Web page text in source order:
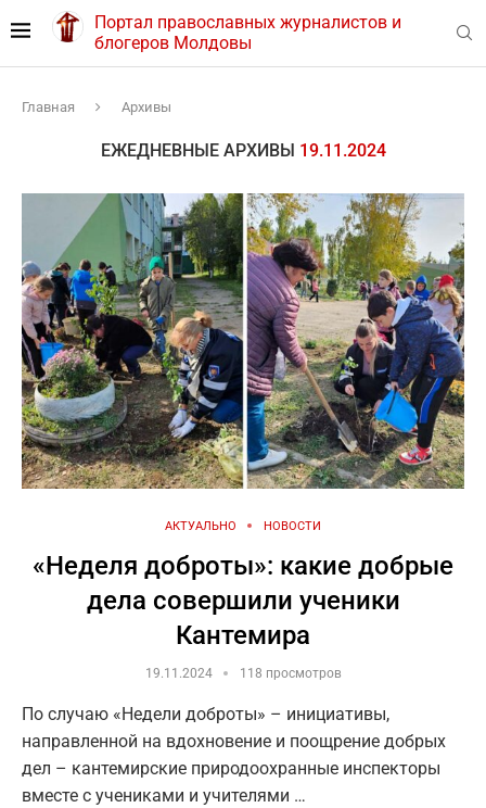
Портал православных журналистов и
блогеров Молдовы
Главная Архивы
ЕЖЕДНЕВНЫЕ АРХИВЫ 19.11.2024
АКТУАЛЬНО НОВОСТИ
«Неделя доброты»: какие добрые
дела совершили ученики
Кантемира
19.11.2024 118 просмотров
По случаю «Недели доброты» – инициативы,
направленной на вдохновение и поощрение добрых
дел – кантемирские природоохранные инспекторы
вместе с учениками и учителями …